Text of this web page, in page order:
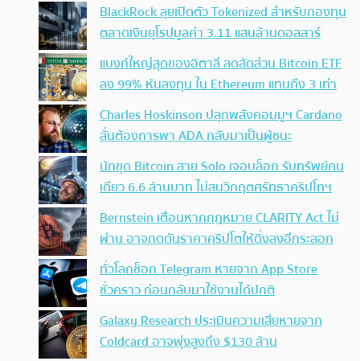
BlackRock ลุยเปิดตัว Tokenized สำหรับกองทุน
ตลาดเงินยุโรปมูลค่า 3.11 แสนล้านดอลลาร์
แบงก์ใหญ่สุดของอิตาลี ลดสัดส่วน Bitcoin ETF
ลง 99% หันลงทุน ใน Ethereum แทนถึง 3 เท่า
Charles Hoskinson ปลุกพลังคอมมูฯ Cardano
ลั่นต้องการพา ADA กลับมาเป็นผู้ชนะ
นักขุด Bitcoin สาย Solo เจอบล็อก รับทรัพย์คน
เดียว 6.6 ล้านบาท ไม่สนวิกฤตศรัทธาคริปโทฯ
Bernstein เตือนหากกฎหมาย CLARITY Act ไม่
ผ่าน อาจกดดันราคาคริปโตให้ดิ่งลงอีกระลอก
ทั่วโลกช็อก Telegram หายจาก App Store
ชั่วคราว ก่อนกลับมาใช้งานได้ปกติ
Galaxy Research ประเมินความเสียหายจาก
Coldcard อาจพุ่งสูงถึง $130 ล้าน